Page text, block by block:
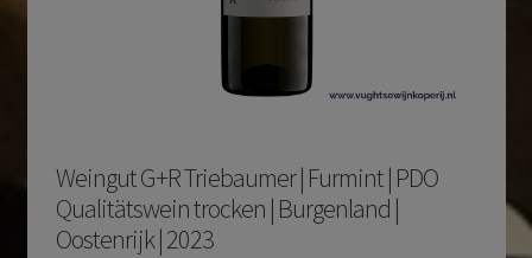
Weingut G+R Triebaumer | Furmint | PDO
Qualitätswein trocken | Burgenland |
Oostenrijk | 2023